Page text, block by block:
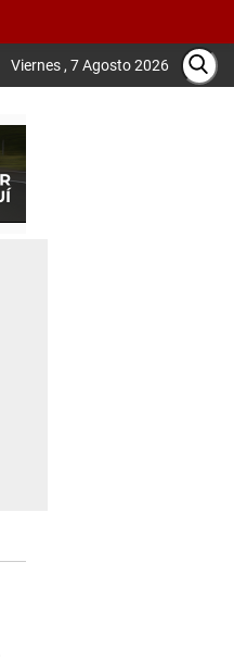
Viernes , 7 Agosto 2026